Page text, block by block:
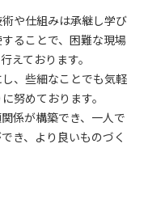
や仕組みは承継し学び
ることで、困難な現場
えております。
、些細なことでも気軽
努めております。
係が構築でき、一人で
き、より良いものづく